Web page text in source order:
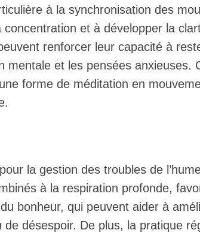
à la synchronisation des
et à développer la
renforcer leur capacité à
mentale et les pensées anxieuses.
forme de méditation en
la gestion des troubles de
à la respiration profonde,
bonheur, qui peuvent aider à
désespoir. De plus, la pratique